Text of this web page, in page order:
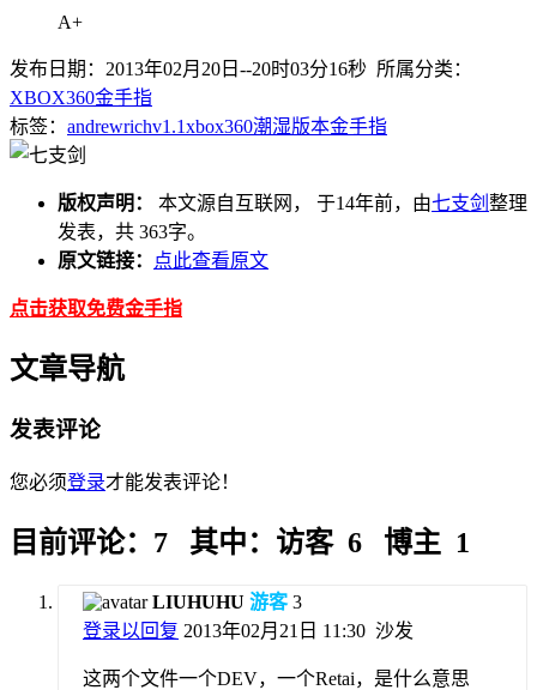
A+
发布日期：2013年02月20日--20时03分16秒 所属分类：
XBOX360金手指
标签： andrewrichv1.1xbox360潮湿版本金手指
版权声明： 本文源自互联网， 于14年前，由七支剑 整理
发表，共 363字。
原文链接：
点此查看原文
点击获取免费金手指
文章导航
发表评论
您必须登录才能发表评论！
目前评论：7 其中：访客 6 博主 1
LIUHUHU 游客 3
登录以回复 2013年02月21日 11:30 沙发
这两个文件一个DEV，一个Retai，是什么意思